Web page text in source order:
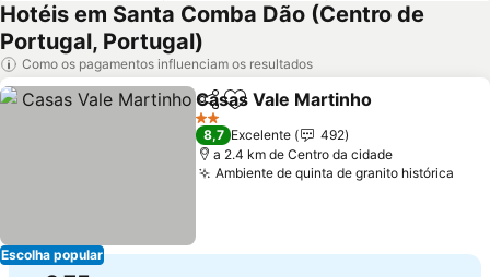
Hotéis em Santa Comba Dão (Centro de
Portugal, Portugal)
Como os pagamentos influenciam os resultados
Escolha popular
PartilharAdicionar aos favoritos
Casas Vale Martinho
2 Estrelas
8,7 Excelente
492
a 2.4 km de Centro da cidade
Ambiente de quinta de granito histórica